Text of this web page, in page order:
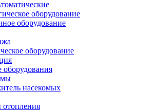
оборудование
оборудование
оборудование
оборудования
насекомых